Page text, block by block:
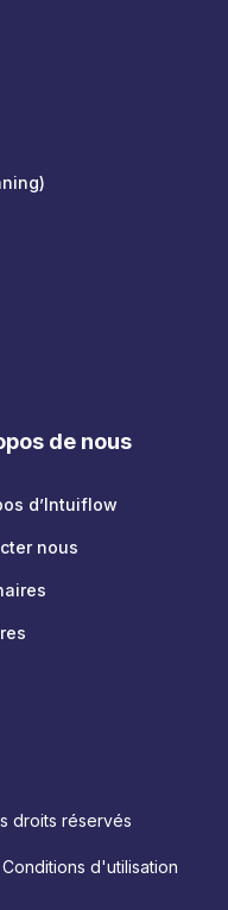
de nous
d’Intuiflow
nous
droits réservés
Conditions d'utilisation